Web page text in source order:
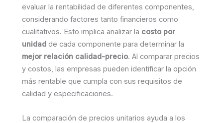
evaluar la rentabilidad de diferentes componentes,
considerando factores tanto financieros como
cualitativos. Esto implica analizar la costo por
unidad de cada componente para determinar la
mejor relación calidad-precio. Al comparar precios
y costos, las empresas pueden identificar la opción
más rentable que cumpla con sus requisitos de
calidad y especificaciones.
La comparación de precios unitarios ayuda a los